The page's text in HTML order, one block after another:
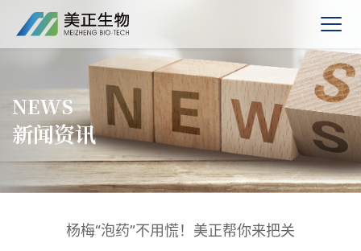
NEWS
新闻资讯
杨梅“泡药”不用慌！美正帮你来把关